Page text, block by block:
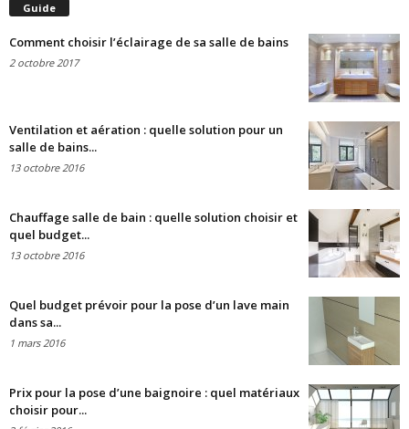
Guide
Comment choisir l’éclairage de sa salle de bains
2 octobre 2017
Ventilation et aération : quelle solution pour un
salle de bains...
13 octobre 2016
Chauffage salle de bain : quelle solution choisir et
quel budget...
13 octobre 2016
Quel budget prévoir pour la pose d’un lave main
dans sa...
1 mars 2016
Prix pour la pose d’une baignoire : quel matériaux
choisir pour...